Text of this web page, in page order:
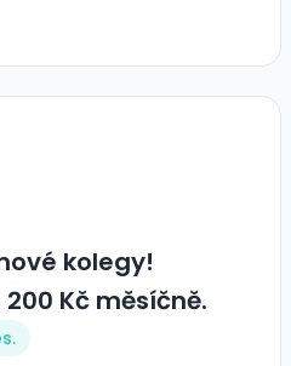
kolegy!
Kč měsíčně.